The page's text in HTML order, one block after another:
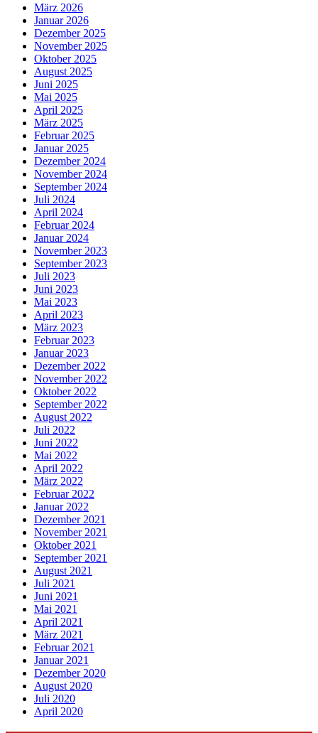
März 2026
Januar 2026
Dezember 2025
November 2025
Oktober 2025
August 2025
Juni 2025
Mai 2025
April 2025
März 2025
Februar 2025
Januar 2025
Dezember 2024
November 2024
September 2024
Juli 2024
April 2024
Februar 2024
Januar 2024
November 2023
September 2023
Juli 2023
Juni 2023
Mai 2023
April 2023
März 2023
Februar 2023
Januar 2023
Dezember 2022
November 2022
Oktober 2022
September 2022
August 2022
Juli 2022
Juni 2022
Mai 2022
April 2022
März 2022
Februar 2022
Januar 2022
Dezember 2021
November 2021
Oktober 2021
September 2021
August 2021
Juli 2021
Juni 2021
Mai 2021
April 2021
März 2021
Februar 2021
Januar 2021
Dezember 2020
August 2020
Juli 2020
April 2020